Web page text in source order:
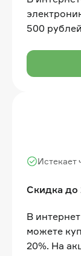
500
Скидка до
Истекает
В
можете
20%. На